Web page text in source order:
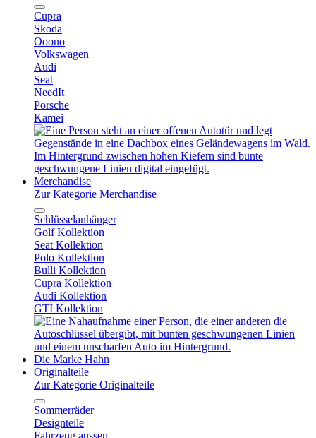
Cupra
Skoda
Ooono
Volkswagen
Audi
Seat
NeedIt
Porsche
Kamei
Merchandise
Zur Kategorie Merchandise
Schlüsselanhänger
Golf Kollektion
Seat Kollektion
Polo Kollektion
Bulli Kollektion
Cupra Kollektion
Audi Kollektion
GTI Kollektion
Die Marke Hahn
Originalteile
Zur Kategorie Originalteile
Sommerräder
Designteile
Fahrzeug aussen